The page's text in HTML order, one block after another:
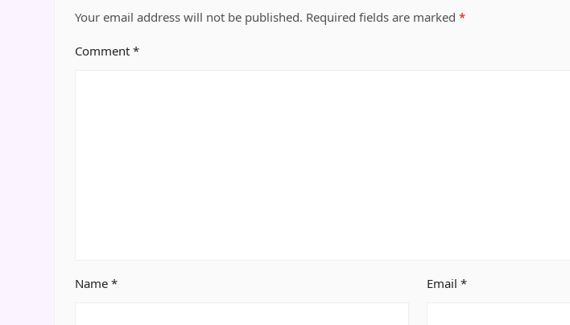
Your email address will not be published. Required fields are marked*
Comment*
Name* Email *